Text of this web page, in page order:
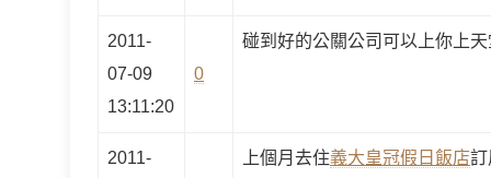
2011-
07-09
13:11:20
0
碰到好的公關公司可以上你上
2011-
上個月去住義大皇冠假日飯店訂